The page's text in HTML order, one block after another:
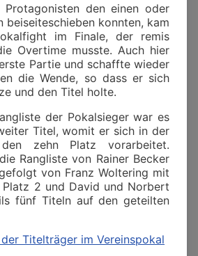
Protagonisten den einen oder
beiseiteschieben konnten, kam
im Finale, der remis
Overtime musste. Auch hier
Partie und schaffte wieder
die Wende, so dass er sich
und den Titel holte.
der Pokalsieger war es
Titel, womit er sich in der
zehn Platz vorarbeitet.
Rangliste von Rainer Becker
von Franz Woltering mit
2 und David und Norbert
fünf Titeln auf den geteilten
Titelträger im Vereinspokal